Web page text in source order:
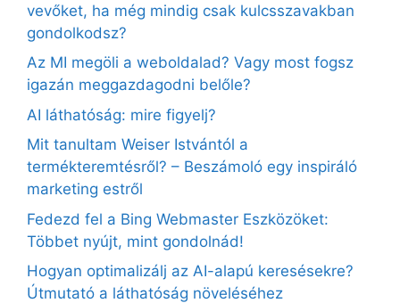
vevőket, ha még mindig csak kulcsszavakban
gondolkodsz?
Az MI megöli a weboldalad? Vagy most fogsz
igazán meggazdagodni belőle?
AI láthatóság: mire figyelj?
Mit tanultam Weiser Istvántól a
termékteremtésről? – Beszámoló egy inspiráló
marketing estről
Fedezd fel a Bing Webmaster Eszközöket:
Többet nyújt, mint gondolnád!
Hogyan optimalizálj az AI-alapú keresésekre?
Útmutató a láthatóság növeléséhez